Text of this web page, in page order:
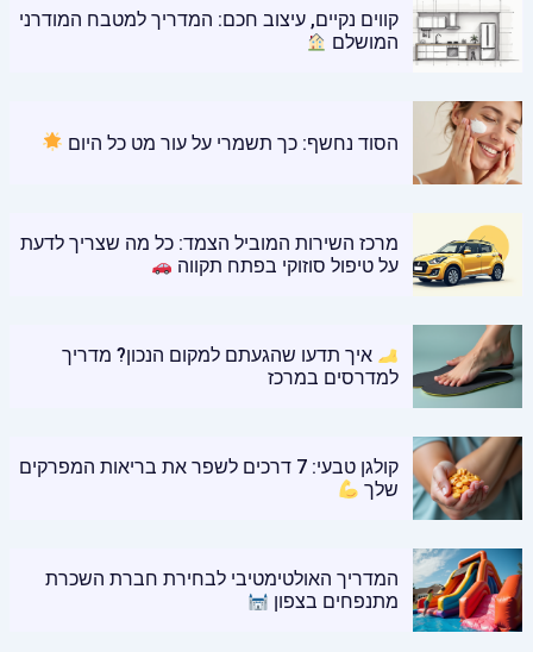
קווים נקיים, עיצוב חכם: המדריך למטבח המודרני
המושלם
הסוד נחשף: כך תשמרי על עור מט כל היום
מרכז השירות המוביל הצמד: כל מה שצריך לדעת
על טיפול סוזוקי בפתח תקווה
איך תדעו שהגעתם למקום הנכון? מדריך
למדרסים במרכז
קולגן טבעי: 7 דרכים לשפר את בריאות המפרקים
שלך
המדריך האולטימטיבי לבחירת חברת השכרת
מתנפחים בצפון